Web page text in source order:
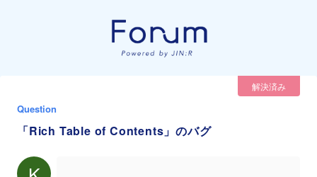
解決済み
Question
「Rich Table of Contents」のバグ